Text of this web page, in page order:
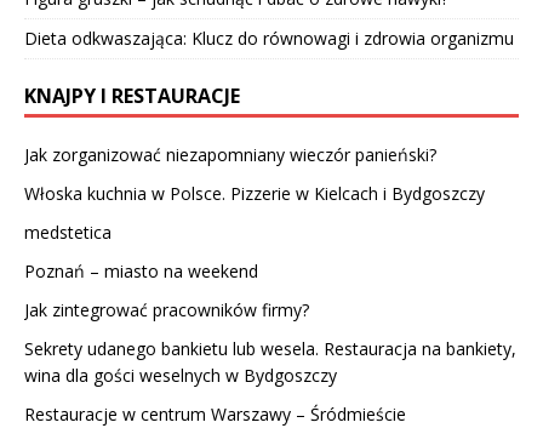
Dieta odkwaszająca: Klucz do równowagi i zdrowia organizmu
KNAJPY I RESTAURACJE
Jak zorganizować niezapomniany wieczór panieński?
Włoska kuchnia w Polsce. Pizzerie w Kielcach i Bydgoszczy
medstetica
Poznań – miasto na weekend
Jak zintegrować pracowników firmy?
Sekrety udanego bankietu lub wesela. Restauracja na bankiety,
wina dla gości weselnych w Bydgoszczy
Restauracje w centrum Warszawy – Śródmieście